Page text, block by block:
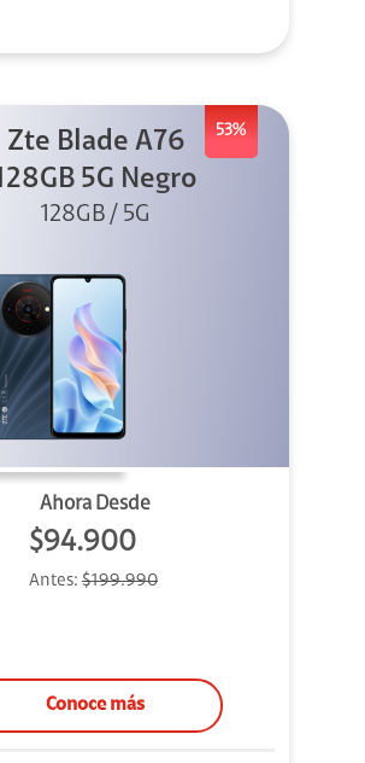
53%
Zte Blade A76
5G Negro
128GB / 5G
Ahora Desde
$94.900
Antes: $199.990
Conoce más